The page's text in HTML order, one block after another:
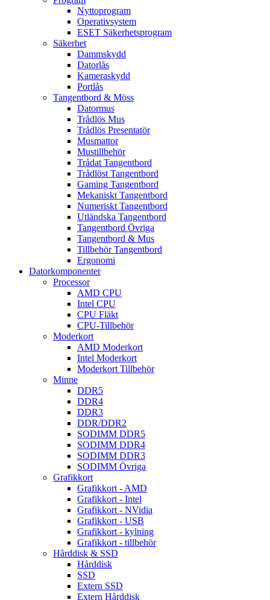
Nyttoprogram
Operativsystem
ESET Säkerhetsprogram
Säkerhet
Dammskydd
Datorlås
Kameraskydd
Portlås
Tangentbord & Möss
Datormus
Trådlös Mus
Trådlös Presentatör
Musmattor
Mustillbehör
Trådat Tangentbord
Trådlöst Tangentbord
Gaming Tangentbord
Mekaniskt Tangentbord
Numeriskt Tangentbord
Utländska Tangentbord
Tangentbord Övriga
Tangentbord & Mus
Tillbehör Tangentbord
Ergonomi
Datorkomponenter
Processor
AMD CPU
Intel CPU
CPU Fläkt
CPU-Tillbehör
Moderkort
AMD Moderkort
Intel Moderkort
Moderkort Tillbehör
Minne
DDR5
DDR4
DDR3
DDR/DDR2
SODIMM DDR5
SODIMM DDR4
SODIMM DDR3
SODIMM Övriga
Grafikkort
Grafikkort - AMD
Grafikkort - Intel
Grafikkort - NVidia
Grafikkort - USB
Grafikkort - kylning
Grafikkort - tillbehör
Hårddisk & SSD
Hårddisk
SSD
Extern SSD
Extern Hårddisk